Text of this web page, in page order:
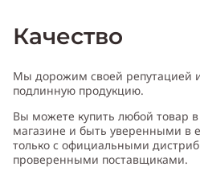
Качество
Мы дорожим своей репутацией
подлинную продукцию.
Вы можете купить любой товар
магазине и быть уверенными в
только с официальными
проверенными поставщиками.